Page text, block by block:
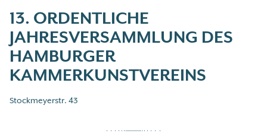
13. ORDENTLICHE
JAHRESVERSAMMLUNG DES
HAMBURGER
KAMMERKUNSTVEREINS
Stockmeyerstr. 43